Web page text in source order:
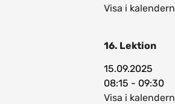
Visa i kalendern
16. Lektion
15.09.2025
08:15 - 09:30
Visa i kalendern